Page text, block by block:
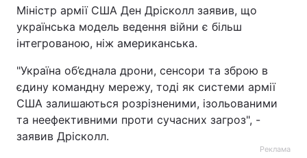
Міністр армії США Ден Дрісколл заявив, що
українська модель ведення війни є більш
інтегрованою, ніж американська.
"Україна об’єднала дрони, сенсори та зброю в
єдину командну мережу, тоді як системи армії
США залишаються розрізненими, ізольованими
та неефективними проти сучасних загроз", -
заявив Дрісколл.
Реклама